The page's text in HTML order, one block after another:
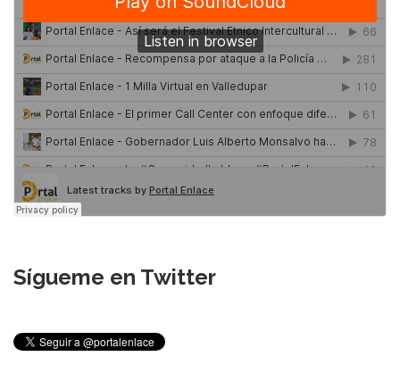
Sígueme en Twitter